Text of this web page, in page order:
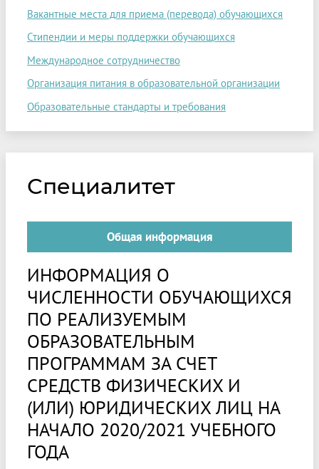
Вакантные места для приема (перевода) обучающихся
Стипендии и меры поддержки обучающихся
Международное сотрудничество
Организация питания в образовательной организации
Образовательные стандарты и требования
Специалитет
Общая информация
ИНФОРМАЦИЯ О
ЧИСЛЕННОСТИ ОБУЧАЮЩИХСЯ
ПО РЕАЛИЗУЕМЫМ
ОБРАЗОВАТЕЛЬНЫМ
ПРОГРАММАМ ЗА СЧЕТ
СРЕДСТВ ФИЗИЧЕСКИХ И
(ИЛИ) ЮРИДИЧЕСКИХ ЛИЦ НА
НАЧАЛО 2020/2021 УЧЕБНОГО
ГОДА